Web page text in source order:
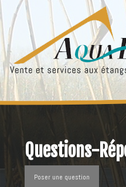
Questions-
Poser une question